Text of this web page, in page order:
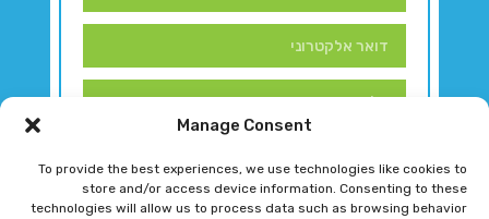
Manage Consent
To provide the best experiences, we use technologies like cookies to
store and/or access device information. Consenting to these
technologies will allow us to process data such as browsing behavior